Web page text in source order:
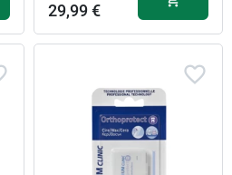
29,99 €